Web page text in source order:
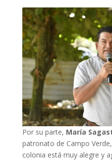
Por su parte, María
patronato de Campo
colonia está muy alegre y